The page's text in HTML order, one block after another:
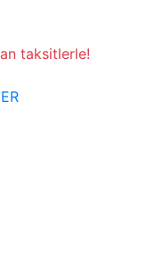
taksitlerle!